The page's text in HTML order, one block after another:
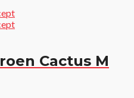
Cactus M